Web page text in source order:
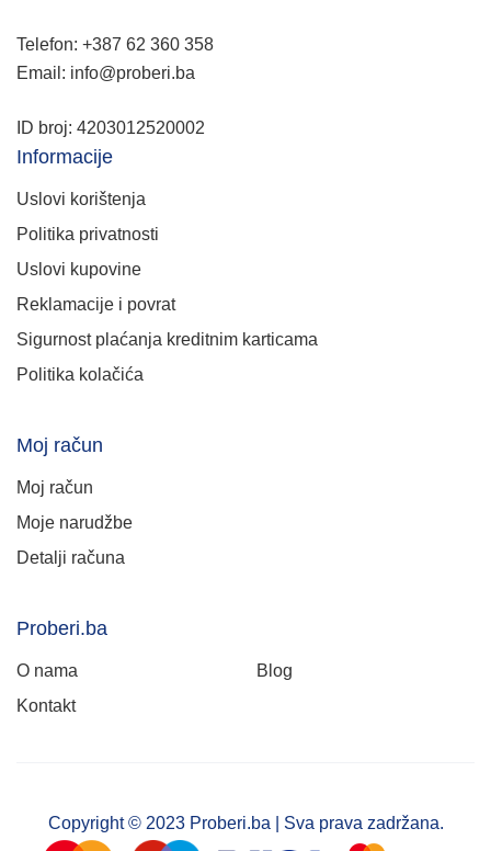
Telefon: +387 62 360 358
Email: info@proberi.ba
ID broj: 4203012520002
Informacije
Uslovi korištenja
Politika privatnosti
Uslovi kupovine
Reklamacije i povrat
Sigurnost plaćanja kreditnim karticama
Politika kolačića
Moj račun
Moj račun
Moje narudžbe
Detalji računa
Proberi.ba
O nama
Blog
Kontakt
Copyright © 2023 Proberi.ba | Sva prava zadržana.